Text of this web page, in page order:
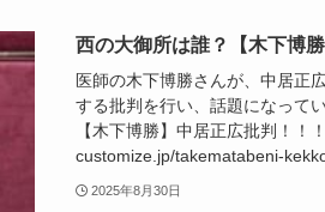
西の大御所は誰？【木下博
医師の木下博勝さんが、中居正
する批判を行い、話題になって
【木下博勝】中居正広批判！！
customize.jp/takematabeni-
2025年8月30日